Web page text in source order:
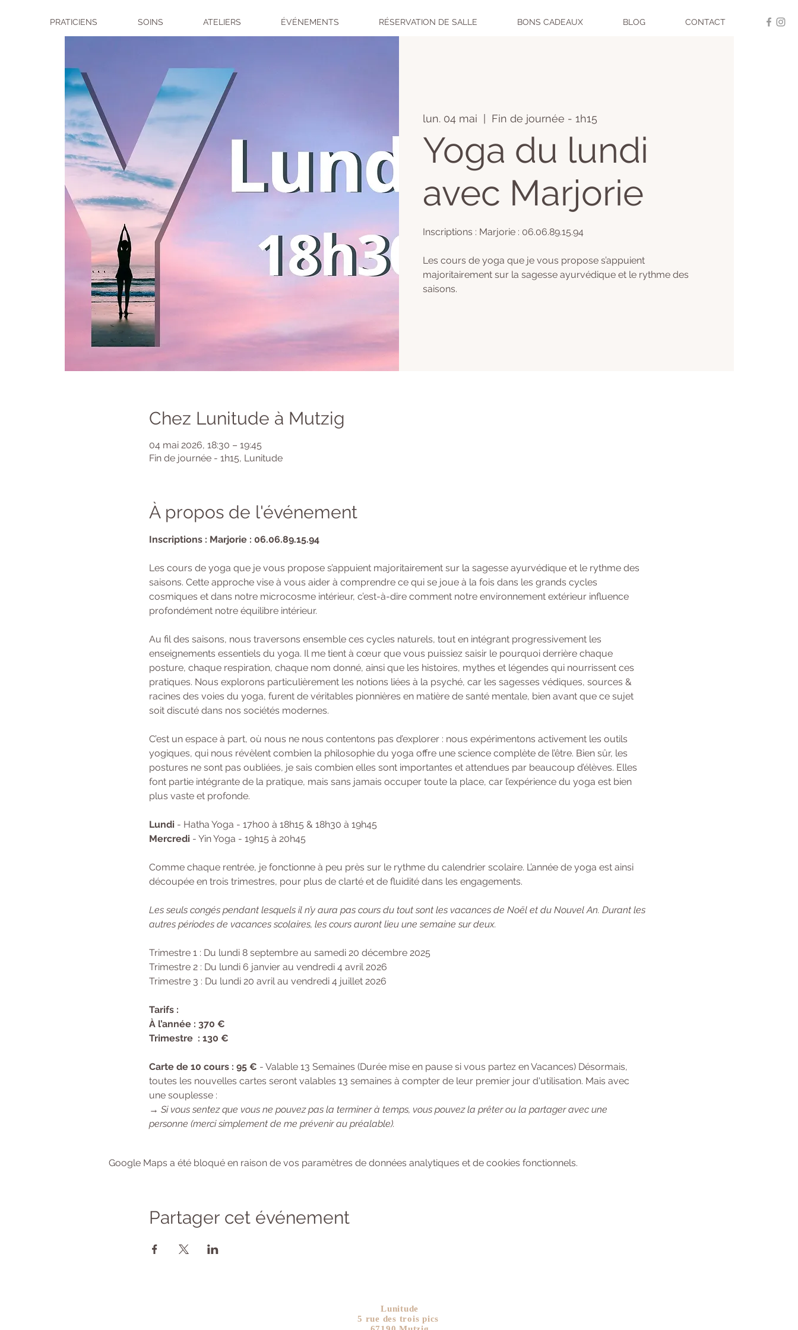
PRATICIENS SOINS ATELIERS ÉVÉNEMENTS RÉSERVATION DE SALLE BONS CADEAUX BLOG CONTACT
lun. 04 mai
  |
Fin de journée - 1h15
Yoga du lundi
avec Marjorie
Inscriptions : Marjorie : 06.06.89.15.94
Les cours de yoga que je vous propose s’appuient
majoritairement sur la sagesse ayurvédique et le rythme des
saisons.
Chez Lunitude à Mutzig
04 mai 2026, 18:30 – 19:45
Fin de journée - 1h15, Lunitude
À propos de l'événement
Inscriptions : Marjorie : 06.06.89.15.94
Les cours de yoga que je vous propose s’appuient majoritairement sur la sagesse ayurvédique et le rythme des
saisons. Cette approche vise à vous aider à comprendre ce qui se joue à la fois dans les grands cycles
cosmiques et dans notre microcosme intérieur, c’est-à-dire comment notre environnement extérieur influence
profondément notre équilibre intérieur.
Au fil des saisons, nous traversons ensemble ces cycles naturels, tout en intégrant progressivement les
enseignements essentiels du yoga. Il me tient à cœur que vous puissiez saisir le pourquoi derrière chaque
posture, chaque respiration, chaque nom donné, ainsi que les histoires, mythes et légendes qui nourrissent ces
pratiques. Nous explorons particulièrement les notions liées à la psyché, car les sagesses védiques, sources &
racines des voies du yoga, furent de véritables pionnières en matière de santé mentale, bien avant que ce sujet
soit discuté dans nos sociétés modernes.
C’est un espace à part, où nous ne nous contentons pas d’explorer : nous expérimentons activement les outils
yogiques, qui nous révèlent combien la philosophie du yoga offre une science complète de l’être. Bien sûr, les
postures ne sont pas oubliées, je sais combien elles sont importantes et attendues par beaucoup d’élèves. Elles
font partie intégrante de la pratique, mais sans jamais occuper toute la place, car l’expérience du yoga est bien
plus vaste et profonde.
Lundi - Hatha Yoga - 17h00 à 18h15 & 18h30 à 19h45
Mercredi - Yin Yoga - 19h15 à 20h45
Comme chaque rentrée, je fonctionne à peu près sur le rythme du calendrier scolaire. L’année de yoga est ainsi
découpée en trois trimestres, pour plus de clarté et de fluidité dans les engagements.
Les seuls congés pendant lesquels il n’y aura pas cours du tout sont les vacances de Noël et du Nouvel An. Durant les
autres périodes de vacances scolaires, les cours auront lieu une semaine sur deux.
Trimestre 1 : Du lundi 8 septembre au samedi 20 décembre 2025
Trimestre 2 : Du lundi 6 janvier au vendredi 4 avril 2026
Trimestre 3 : Du lundi 20 avril au vendredi 4 juillet 2026
Tarifs :
À l’année : 370 €
Trimestre  : 130 €
Carte de 10 cours : 95 € - Valable 13 Semaines (Durée mise en pause si vous partez en Vacances) Désormais,
toutes les nouvelles cartes seront valables 13 semaines à compter de leur premier jour d'utilisation. Mais avec
une souplesse :
→ Si vous sentez que vous ne pouvez pas la terminer à temps, vous pouvez la prêter ou la partager avec une
personne (merci simplement de me prévenir au préalable).
Google Maps a été bloqué en raison de vos paramètres de données analytiques et de cookies fonctionnels.
Partager cet événement
Lunitude
5 rue des trois pics